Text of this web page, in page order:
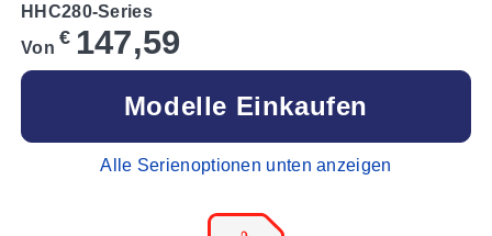
HHC280-Series
Von € 147,59
Modelle Einkaufen
Alle Serienoptionen unten anzeigen